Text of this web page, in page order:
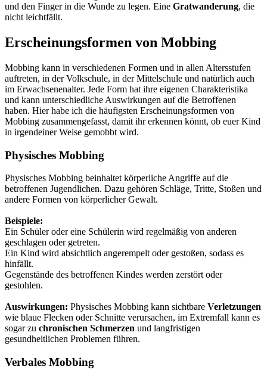
und den Finger in die Wunde zu legen. Eine Gratwanderung, die
nicht leichtfällt.
Erscheinungsformen von Mobbing
Mobbing kann in verschiedenen Formen und in allen Altersstufen
auftreten, in der Volkschule, in der Mittelschule und natürlich auch
im Erwachsenenalter. Jede Form hat ihre eigenen Charakteristika
und kann unterschiedliche Auswirkungen auf die Betroffenen
haben. Hier habe ich die häufigsten Erscheinungsformen von
Mobbing zusammengefasst, damit ihr erkennen könnt, ob euer Kind
in irgendeiner Weise gemobbt wird.
Physisches Mobbing
Physisches Mobbing beinhaltet körperliche Angriffe auf die
betroffenen Jugendlichen. Dazu gehören Schläge, Tritte, Stoßen und
andere Formen von körperlicher Gewalt.
Beispiele:
Ein Schüler oder eine Schülerin wird regelmäßig von anderen
geschlagen oder getreten.
Ein Kind wird absichtlich angerempelt oder gestoßen, sodass es
hinfällt.
Gegenstände des betroffenen Kindes werden zerstört oder
gestohlen.
Auswirkungen: Physisches Mobbing kann sichtbare Verletzungen
wie blaue Flecken oder Schnitte verursachen, im Extremfall kann es
sogar zu chronischen Schmerzen und langfristigen
gesundheitlichen Problemen führen.
Verbales Mobbing